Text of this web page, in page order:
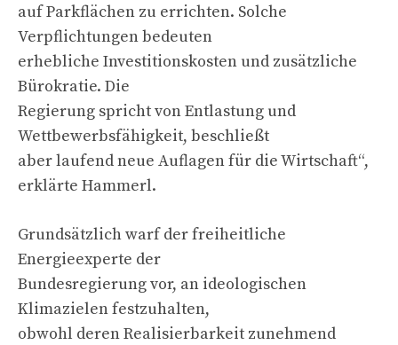
auf Parkflächen zu errichten. Solche
Verpflichtungen bedeuten
erhebliche Investitionskosten und zusätzliche
Bürokratie. Die
Regierung spricht von Entlastung und
Wettbewerbsfähigkeit, beschließt
aber laufend neue Auflagen für die Wirtschaft“,
erklärte Hammerl.
Grundsätzlich warf der freiheitliche
Energieexperte der
Bundesregierung vor, an ideologischen
Klimazielen festzuhalten,
obwohl deren Realisierbarkeit zunehmend